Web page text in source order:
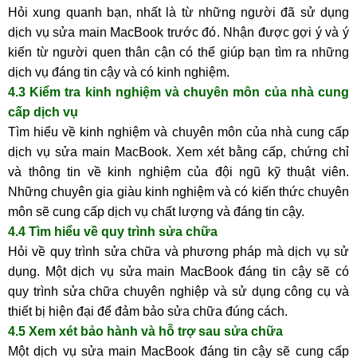
Hỏi xung quanh bạn, nhất là từ những người đã sử dụng
dịch vụ sửa main MacBook trước đó. Nhận được gợi ý và ý
kiến từ người quen thân cận có thể giúp bạn tìm ra những
dịch vụ đáng tin cậy và có kinh nghiệm.
4.3 Kiểm tra kinh nghiệm và chuyên môn của nhà cung
cấp dịch vụ
Tìm hiểu về kinh nghiệm và chuyên môn của nhà cung cấp
dịch vụ sửa main MacBook. Xem xét bằng cấp, chứng chỉ
và thông tin về kinh nghiệm của đội ngũ kỹ thuật viên.
Những chuyên gia giàu kinh nghiệm và có kiến thức chuyên
môn sẽ cung cấp dịch vụ chất lượng và đáng tin cậy.
4.4 Tìm hiểu về quy trình sửa chữa
Hỏi về quy trình sửa chữa và phương pháp mà dịch vụ sử
dụng. Một dịch vụ sửa main MacBook đáng tin cậy sẽ có
quy trình sửa chữa chuyên nghiệp và sử dụng công cụ và
thiết bị hiện đại để đảm bảo sửa chữa đúng cách.
4.5 Xem xét bảo hành và hỗ trợ sau sửa chữa
Một dịch vụ sửa main MacBook đáng tin cậy sẽ cung cấp